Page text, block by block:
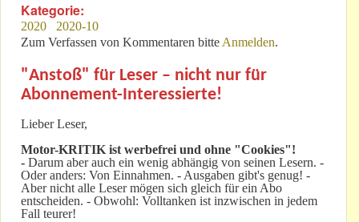
Kategorie:
2020
2020-10
Zum Verfassen von Kommentaren bitte Anmelden.
"Anstoß" für Leser – nicht nur für
Abonnement-Interessierte!
Lieber Leser,
Motor-KRITIK ist werbefrei und ohne "Cookies"!
- Darum aber auch ein wenig abhängig von seinen Lesern. -
Oder anders: Von Einnahmen. - Ausgaben gibt's genug! -
Aber nicht alle Leser mögen sich gleich für ein Abo
entscheiden. - Obwohl: Volltanken ist inzwischen in jedem
Fall teurer!